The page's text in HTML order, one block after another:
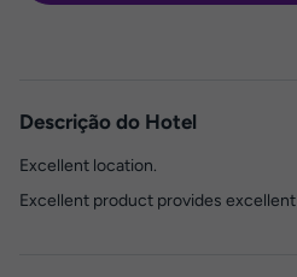
Descrição do Hotel
Excellent location.
Excellent product provides